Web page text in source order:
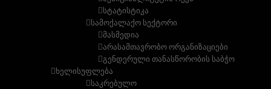
სტატისტიკა
სამოქალაქო სექტორი
მასმედია
არასამთავრობო ორგანიზაციები
გენდერული თანასწორობის საბჭო
ხელისუფლება
საკრებულო